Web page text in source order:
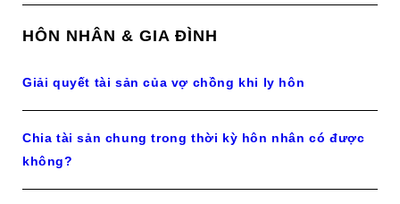
HÔN NHÂN & GIA ĐÌNH
Giải quyết tài sản của vợ chồng khi ly hôn
Chia tài sản chung trong thời kỳ hôn nhân có được
không?